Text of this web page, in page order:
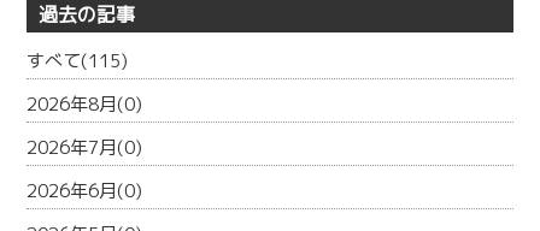
過去の記事
すべて(115)
2026年8月(0)
2026年7月(0)
2026年6月(0)